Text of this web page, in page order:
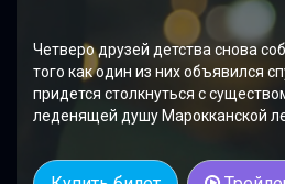
Четверо друзей детства снова
того как один из них объявился
придется столкнуться с
леденящей душу Марокканской